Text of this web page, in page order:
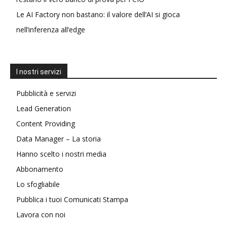
Le AI Factory non bastano: il valore dell’AI si gioca
nell’inferenza all’edge
I nostri servizi
Pubblicità e servizi
Lead Generation
Content Providing
Data Manager – La storia
Hanno scelto i nostri media
Abbonamento
Lo sfogliabile
Pubblica i tuoi Comunicati Stampa
Lavora con noi